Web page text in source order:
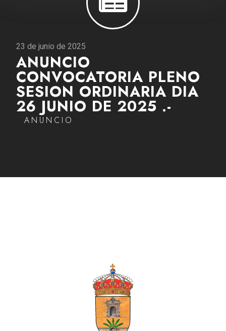
23 de junio de 2025
ANUNCIO
CONVOCATORIA PLENO
SESION ORDINARIA DIA
26 JUNIO DE 2025 .-
ANUNCIO